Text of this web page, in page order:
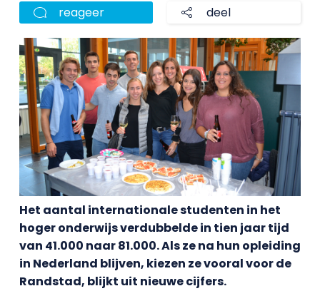
reageer deel
Het aantal internationale studenten in het
hoger onderwijs verdubbelde in tien jaar tijd
van 41.000 naar 81.000. Als ze na hun opleiding
in Nederland blijven, kiezen ze vooral voor de
Randstad, blijkt uit nieuwe cijfers.